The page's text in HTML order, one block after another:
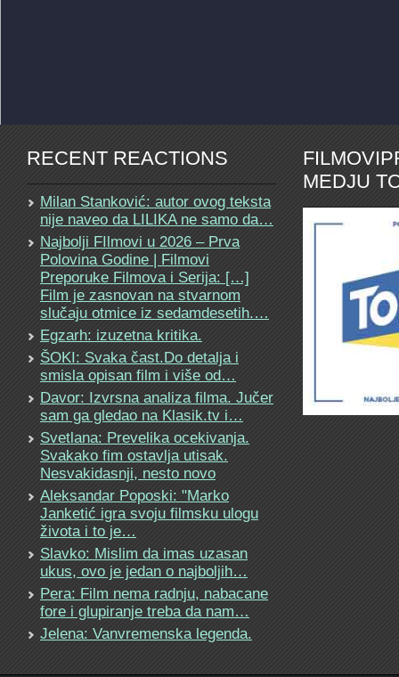
RECENT REACTIONS
Milan Stanković: autor ovog teksta
nije naveo da LILIKA ne samo da…
Najbolji FIlmovi u 2026 – Prva
Polovina Godine | Filmovi
Preporuke Filmova i Serija: […]
Film je zasnovan na stvarnom
slučaju otmice iz sedamdesetih.…
Egzarh: izuzetna kritika.
ŠOKI: Svaka čast.Do detalja i
smisla opisan film i više od…
Davor: Izvrsna analiza filma. Jučer
sam ga gledao na Klasik.tv i…
Svetlana: Prevelika ocekivanja.
Svakako fim ostavlja utisak.
Nesvakidasnji, nesto novo
Aleksandar Poposki: "Marko
Janketić igra svoju filmsku ulogu
života i to je…
Slavko: Mislim da imas uzasan
ukus, ovo je jedan o najboljih…
Pera: Film nema radnju, nabacane
fore i glupiranje treba da nam…
Jelena: Vanvremenska legenda.
MEDJU